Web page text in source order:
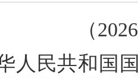
（
人民共和国